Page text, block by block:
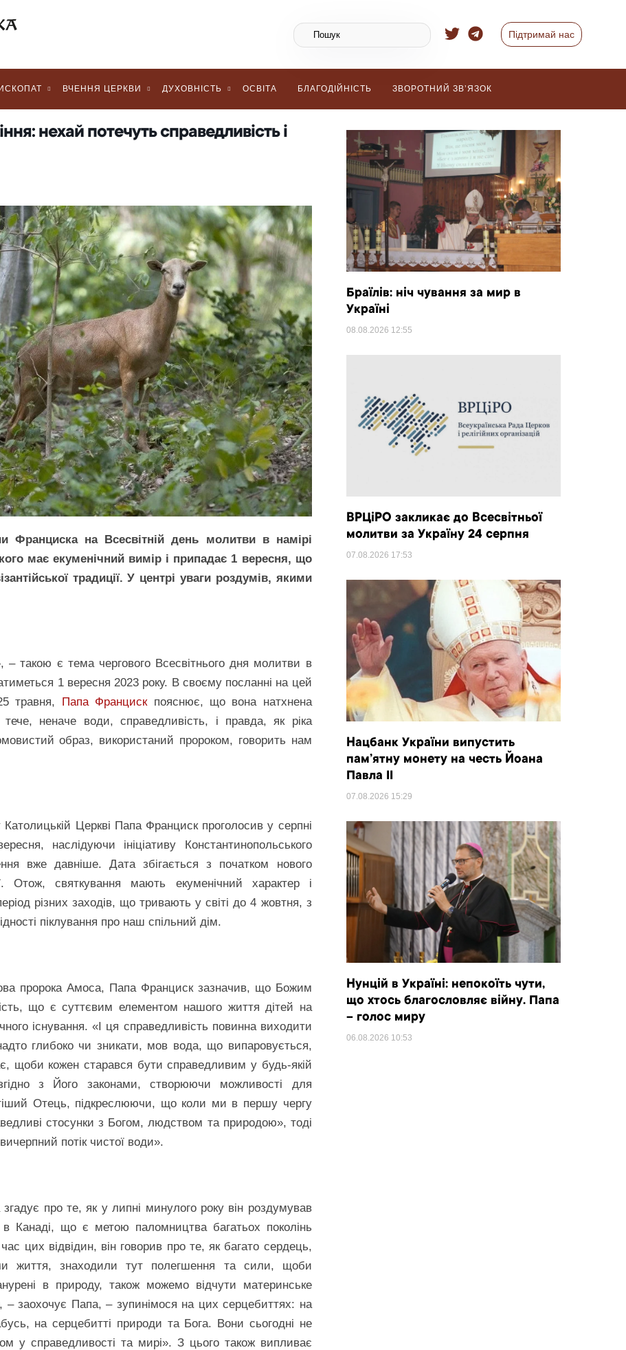
Підтримай нас
ВЧЕННЯ ЦЕРКВИ ДУХОВНІСТЬ ОСВІТА БЛАГОДІЙНІСТЬ ЗВОРОТНИЙ ЗВ’ЯЗОК
нехай потечуть справедливість і
Франциска на Всесвітній день молитви в намірі
має екуменічний вимір і припадає 1 вересня, що
традиції. У центрі уваги роздумів, якими
– такою є тема чергового Всесвітнього дня молитви в
1 вересня 2023 року. В своєму посланні на цей
травня, Папа Францискпояснює, що вона натхнена
неначе води, справедливість, і правда, як ріка
образ, використаний пророком, говорить нам
Церкві Папа Франциск проголосив у серпні
наслідуючи ініціативу Константинопольського
вже давніше. Дата збігається з початком нового
Отож, святкування мають екуменічний характер і
різних заходів, що тривають у світі до 4 жовтня, з
піклування про наш спільний дім.
пророка Амоса, Папа Франциск зазначив, що Божим
що є суттєвим елементом нашого життя дітей на
існування. «І ця справедливість повинна виходити
глибоко чи зникати, мов вода, що випаровується,
щоби кожен старався бути справедливим у будь-якій
з Його законами, створюючи можливості для
Отець, підкреслюючи, що коли ми в першу чергу
стосунки з Богом, людством та природою», тоді
потік чистої води».
про те, як у липні минулого року він роздумував
Канаді, що є метою паломництва багатьох поколінь
цих відвідин, він говорив про те, як багато сердець,
життя, знаходили тут полегшення та сили, щоби
в природу, також можемо відчути материнське
– заохочує Папа, – зупинімося на цих серцебиттях: на
на серцебитті природи та Бога. Вони сьогодні не
у справедливості та мирі». З цього також випливає
Браїлів: ніч чування за мир в
Україні
08.08.2026 12:55
ВРЦіРО закликає до Всесвітньої
молитви за Україну 24 серпня
07.08.2026 17:53
Нацбанк України випустить
пам’ятну монету на честь Йоана
Павла II
07.08.2026 15:29
Нунцій в Україні: непокоїть чути,
що хтось благословляє війну. Папа
– голос миру
06.08.2026 10:53